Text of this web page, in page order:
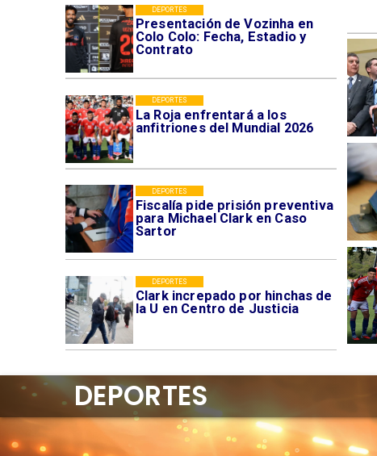
Presentación de Vozinha en
Colo Colo: Fecha, Estadio y
Contrato
DEPORTES
La Roja enfrentará a los
anfitriones del Mundial 2026
DEPORTES
Fiscalía pide prisión preventiva
para Michael Clark en Caso
Sartor
DEPORTES
Clark increpado por hinchas de
la U en Centro de Justicia
DEPORTES
DEPORTES